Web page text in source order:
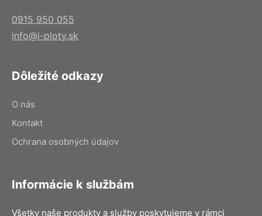
0915 950 055
info@i-ploty.sk
Dôležité odkazy
O nás
Kontakt
Ochrana osobných údajov
Informácie k službám
Všetky naše produkty a služby poskytujeme v rámci